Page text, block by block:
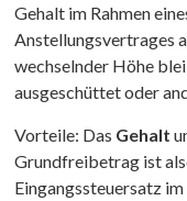
Gehalt im Rahmen
Anstellungsvertrages
wechselnder Höhe
ausgeschüttet oder
Vorteile: Das Gehalt
Grundfreibetrag ist
Eingangssteuersatz